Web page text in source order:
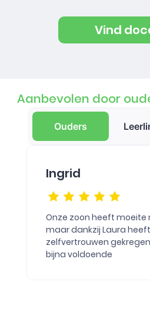
Vind
Aanbevolen door
Ouders
Ingrid
Onze zoon heeft moeite
maar dankzij Laura
zelfvertrouwen
bijna voldoende